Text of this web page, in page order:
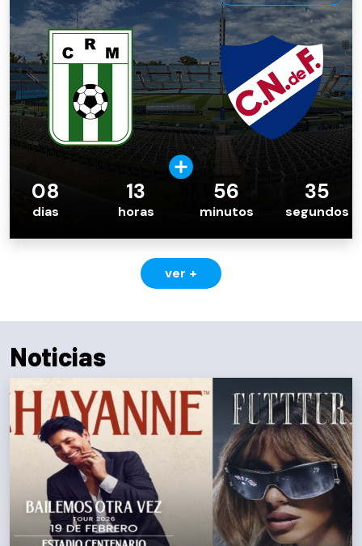
08
dias
13
horas
56
minutos
34
segundos
ver +
Noticias